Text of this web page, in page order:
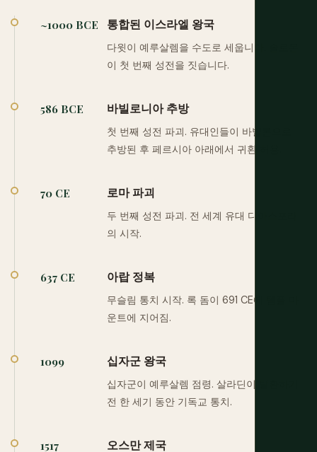
~1000 BCE 통합된 이스라엘 왕국
다윗이 예루살렘을 수도로 세웁니다. 솔로몬
이 첫 번째 성전을 짓습니다.
586 BCE 바빌로니아 추방
첫 번째 성전 파괴. 유대인들이 바빌론으로
추방된 후 페르시아 아래에서 귀환 허용.
70 CE 로마 파괴
두 번째 성전 파괴. 전 세계 유대 디아스포라
의 시작.
637 CE 아랍 정복
무슬림 통치 시작. 록 돔이 691 CE에 템플 마
운트에 지어짐.
1099 십자군 왕국
십자군이 예루살렘 점령. 살라딘이 탈환하기
전 한 세기 동안 기독교 통치.
1517 오스만 제국